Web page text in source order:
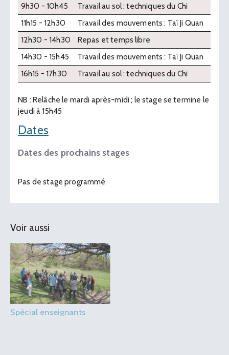
9h30 - 10h45
Travail au sol : techniques du Chi
11h15 - 12h30
Travail des mouvements : Taï Ji Quan
12h30 - 14h30
Repas et temps libre
14h30 - 15h45
Travail des mouvements : Taï Ji Quan
16h15 - 17h30
Travail au sol : techniques du Chi
NB : Relâche le mardi après-midi ; le stage se termine le
jeudi à 15h45
Dates
Dates des prochains stages
Pas de stage programmé
Voir aussi
Spécial enseignants